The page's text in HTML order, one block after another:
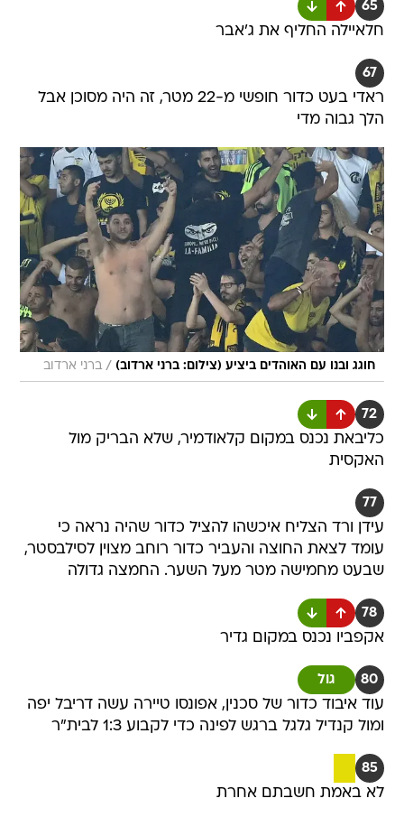
65
חלאיילה החליף את ג'אבר
67
ראדי בעט כדור חופשי מ-22 מטר, זה היה מסוכן אבל
הלך גבוה מדי
חוגג ובנו עם האוהדים ביציע (צילום: ברני ארדוב) / ברני ארדוב
72
כליבאת נכנס במקום קלאודמיר, שלא הבריק מול
האקסית
77
עידן ורד הצליח איכשהו להציל כדור שהיה נראה כי
עומד לצאת החוצה והעביר כדור רוחב מצוין לסילבסטר,
שבעט מחמישה מטר מעל השער. החמצה גדולה
78
אקפביו נכנס במקום גדיר
80 גול
עוד איבוד כדור של סכנין, אפונסו טיירה עשה דריבל יפה
ומול קנדיל גלגל ברגש לפינה כדי לקבוע 1:3 לבית"ר
85
לא באמת חשבתם אחרת